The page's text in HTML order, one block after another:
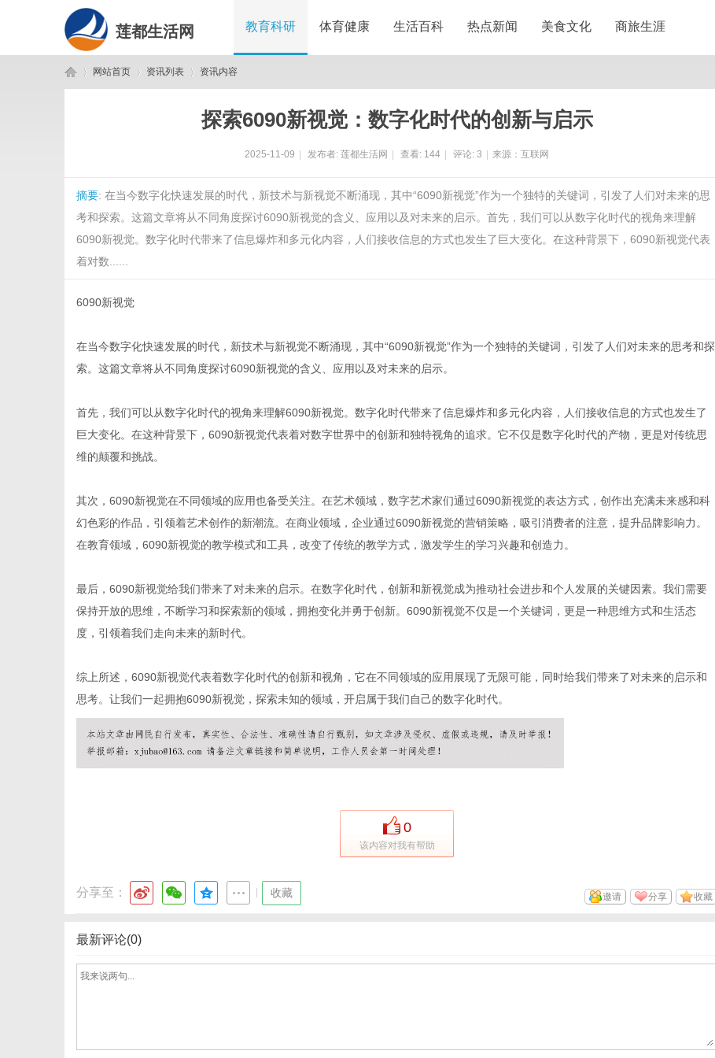
莲都生活网 教育科研 体育健康 生活百科 热点新闻 美食文化 商旅生涯
网站首页 资讯列表 资讯内容
探索6090新视觉：数字化时代的创新与启示
2025-11-09 发布者: 莲都生活网 查看: 144 评论: 3 来源：互联网
摘要: 在当今数字化快速发展的时代，新技术与新视觉不断涌现，其中“6090新视觉”作为一个独特的关键词，引发了人们对未来的思
考和探索。这篇文章将从不同角度探讨6090新视觉的含义、应用以及对未来的启示。首先，我们可以从数字化时代的视角来理解
6090新视觉。数字化时代带来了信息爆炸和多元化内容，人们接收信息的方式也发生了巨大变化。在这种背景下，6090新视觉代表
着对数......
6090新视觉
在当今数字化快速发展的时代，新技术与新视觉不断涌现，其中“6090新视觉”作为一个独特的关键词，引发了人们对未来的思考和探
索。这篇文章将从不同角度探讨6090新视觉的含义、应用以及对未来的启示。
首先，我们可以从数字化时代的视角来理解6090新视觉。数字化时代带来了信息爆炸和多元化内容，人们接收信息的方式也发生了
巨大变化。在这种背景下，6090新视觉代表着对数字世界中的创新和独特视角的追求。它不仅是数字化时代的产物，更是对传统思
维的颠覆和挑战。
其次，6090新视觉在不同领域的应用也备受关注。在艺术领域，数字艺术家们通过6090新视觉的表达方式，创作出充满未来感和科
幻色彩的作品，引领着艺术创作的新潮流。在商业领域，企业通过6090新视觉的营销策略，吸引消费者的注意，提升品牌影响力。
在教育领域，6090新视觉的教学模式和工具，改变了传统的教学方式，激发学生的学习兴趣和创造力。
最后，6090新视觉给我们带来了对未来的启示。在数字化时代，创新和新视觉成为推动社会进步和个人发展的关键因素。我们需要
保持开放的思维，不断学习和探索新的领域，拥抱变化并勇于创新。6090新视觉不仅是一个关键词，更是一种思维方式和生活态
度，引领着我们走向未来的新时代。
综上所述，6090新视觉代表着数字化时代的创新和视角，它在不同领域的应用展现了无限可能，同时给我们带来了对未来的启示和
思考。让我们一起拥抱6090新视觉，探索未知的领域，开启属于我们自己的数字化时代。
0
该内容对我有帮助
分享至： 收藏 收藏
分享
邀请
最新评论(0)